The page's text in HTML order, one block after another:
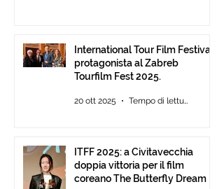
International Tour Film Festival
protagonista al Zabreb
Tourfilm Fest 2025.
20 ott 2025 Tempo di lettura: 1 min
ITFF 2025: a Civitavecchia
doppia vittoria per il film
coreano The Butterfly Dream